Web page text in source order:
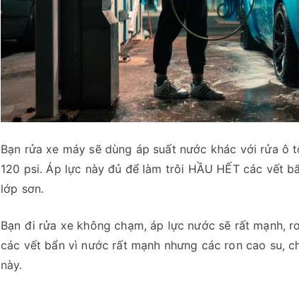
Bạn rửa xe máy sẽ dùng áp suất nước khác với rửa
120 psi. Áp lực này đủ để làm trôi HẦU HẾT các vết
lớp sơn.
Bạn đi rửa xe không chạm, áp lực nước sẽ rất mạnh,
các vết bẩn vì nước rất mạnh nhưng các ron cao su,
này.